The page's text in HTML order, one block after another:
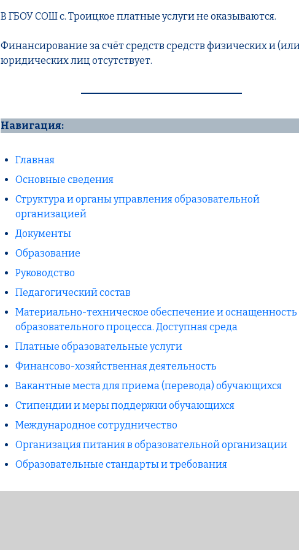
В ГБОУ СОШ с. Троицкое платные услуги не оказываются.
Финансирование за счёт средств средств физических и
юридических лиц отсутствует.
Навигация:
Главная
Основные сведения
Структура и органы управления образовательной
организацией
Документы
Образование
Руководство
Педагогический состав
Материально-техническое обеспечение и оснащенность
образовательного процесса. Доступная среда
Платные образовательные услуги
Финансово-хозяйственная деятельность
Вакантные места для приема (перевода) обучающихся
Стипендии и меры поддержки обучающихся
Международное сотрудничество
Организация питания в образовательной организации
Образовательные стандарты и требования